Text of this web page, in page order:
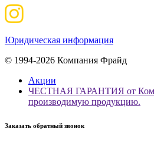
Юридическая информация
© 1994-2026 Компания Фрайд
Акции
ЧЕСТНАЯ ГАРАНТИЯ от
производимую продукцию.
Заказать обратный звонок